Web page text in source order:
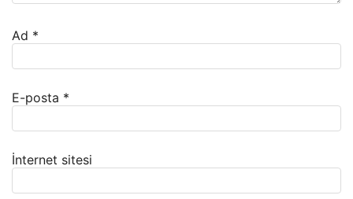
Ad *
E-posta *
İnternet sitesi